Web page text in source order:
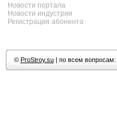
Новости портала
Новости индустрии
Регистрация абонента
© ProStroy.su| по всем вопросам: